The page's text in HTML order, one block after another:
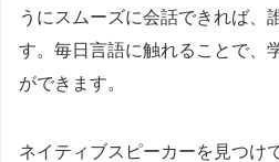
うにスムーズに会話できれば、
す。毎日言語に触れることで、
ができます。
ネイティブスピーカーを見つけて